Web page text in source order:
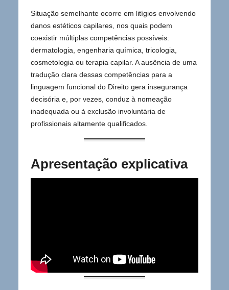
Situação semelhante ocorre em litígios envolvendo
danos estéticos capilares, nos quais podem
coexistir múltiplas competências possíveis:
dermatologia, engenharia química, tricologia,
cosmetologia ou terapia capilar. A ausência de uma
tradução clara dessas competências para a
linguagem funcional do Direito gera insegurança
decisória e, por vezes, conduz à nomeação
inadequada ou à exclusão involuntária de
profissionais altamente qualificados.
Apresentação explicativa